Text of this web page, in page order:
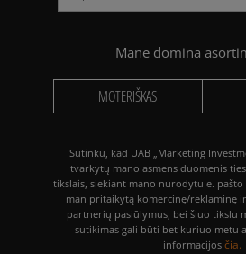
Mane domina
MOTERIŠKAS
Sutinku, kad UAB „Marketing
tvarkytų mano asmens duomenis
tikslais, siekiant mano nurodytu e. pašto
man pritaikytą komercinę/reklaminę
partnerių pasiūlymus, bei šiuo tikslu
sutikimas gali būti bet kuriuo metu
informacijos čia.